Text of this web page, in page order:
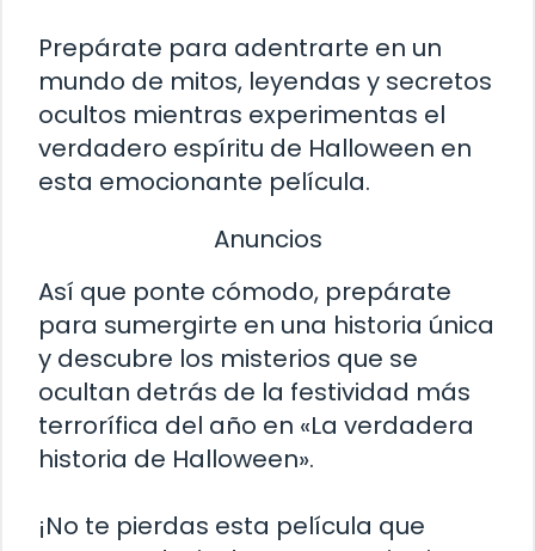
Prepárate para adentrarte en un
mundo de mitos, leyendas y secretos
ocultos mientras experimentas el
verdadero espíritu de Halloween en
esta emocionante película.
Anuncios
Así que ponte cómodo, prepárate
para sumergirte en una historia única
y descubre los misterios que se
ocultan detrás de la festividad más
terrorífica del año en «La verdadera
historia de Halloween».
¡No te pierdas esta película que